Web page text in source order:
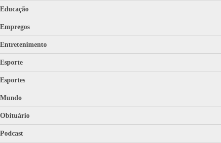
Educação
Empregos
Entretenimento
Esporte
Esportes
Mundo
Obituário
Podcast